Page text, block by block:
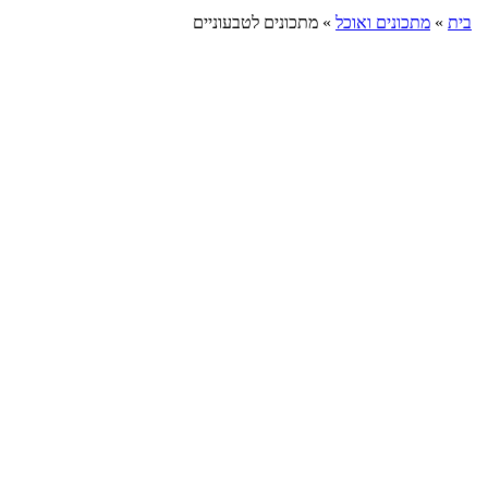
בית » מתכונים ואוכל » מתכונים לטבעוניים